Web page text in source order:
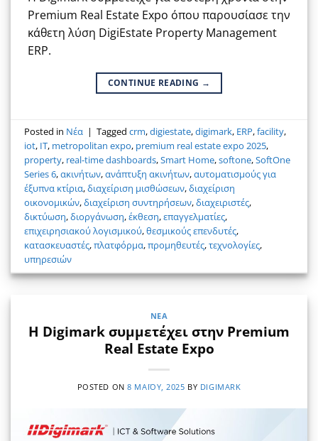
Premium Real Estate Expo όπου παρουσίασε την
κάθετη λύση DigiEstate Property Management
ERP.
CONTINUE READING →
Posted in Νέα | Taggedcrm,digiestate,digimark, ERP,facility,
iot, IT, metropolitan expo, premium real estate expo 2025,
property, real-time dashboards,Smart Home,softone,SoftOne
Series 6,ακινήτων,ανάπτυξη ακινήτων,αυτοματισμούς για
έξυπνα κτίρια,διαχείριση μισθώσεων,διαχείριση
οικονομικών,διαχείριση συντηρήσεων,διαχειριστές,
δικτύωση,διοργάνωση,έκθεση,επαγγελματίες,
επιχειρησιακού λογισμικού,θεσμικούς επενδυτές,
κατασκευαστές,πλατφόρμα,προμηθευτές,τεχνολογίες,
υπηρεσιών
ΝΈΑ
Η Digimark συμμετέχει στην Premium
Real Estate Expo
POSTED ON8 ΜΑΪ́ΟΥ, 2025 BY DIGIMARK